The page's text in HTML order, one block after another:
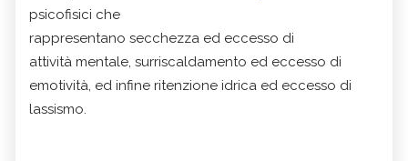
psicofisici che
rappresentano secchezza ed eccesso di
attività mentale, surriscaldamento ed eccesso di
emotività, ed infine ritenzione idrica ed eccesso di
lassismo.